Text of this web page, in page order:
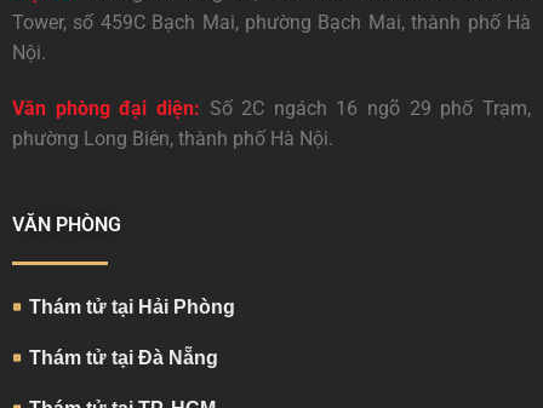
Tower, số 459C Bạch Mai, phường Bạch Mai, thành phố Hà
Nội.
Văn phòng đại diện: Số 2C ngách 16 ngõ 29 phố Trạm,
phường Long Biên, thành phố Hà Nội.
VĂN PHÒNG
Thám tử tại Hải Phòng
Thám tử tại Đà Nẵng